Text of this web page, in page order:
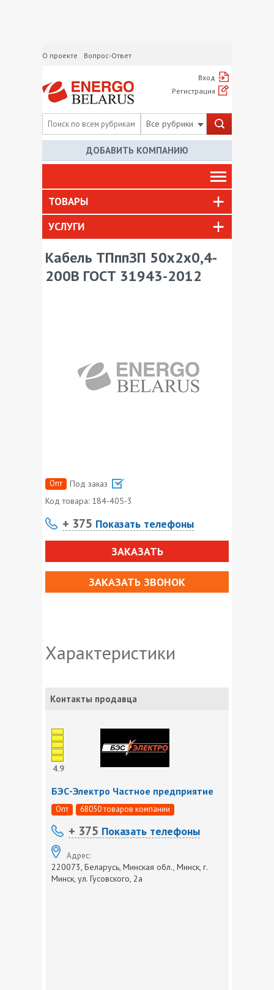
О проекте Вопрос-Ответ
Вход
Регистрация
Все рубрики
ДОБАВИТЬ КОМПАНИЮ
ТОВАРЫ
УСЛУГИ
Кабель ТПппЗП 50х2х0,4-
200В ГОСТ 31943-2012
Опт
Под заказ
Код товара: 184-405-3
+ 375 Показать телефоны
ЗАКАЗАТЬ
ЗАКАЗАТЬ ЗВОНОК
Характеристики
Контакты продавца
4.9
БЭС-Электро Частное предприятие
Опт 68050 товаров компании
+ 375 Показать телефоны
Адрес:
220073, Беларусь, Минская обл., Минск, г.
Минск, ул. Гусовского, 2а